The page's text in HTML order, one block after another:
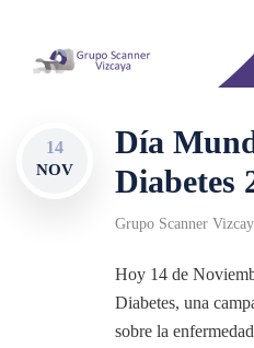
14
NOV
Día
Diabetes
Grupo Scanner
Hoy 14 de
Diabetes, una
sobre la